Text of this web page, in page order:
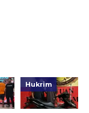
Hukrim